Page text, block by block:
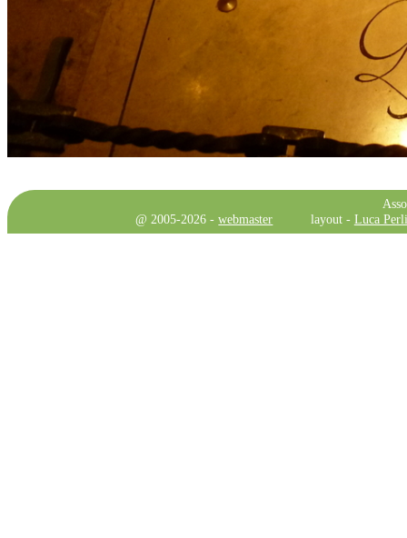
@ 2005-2026 -webmaster layout - Luca